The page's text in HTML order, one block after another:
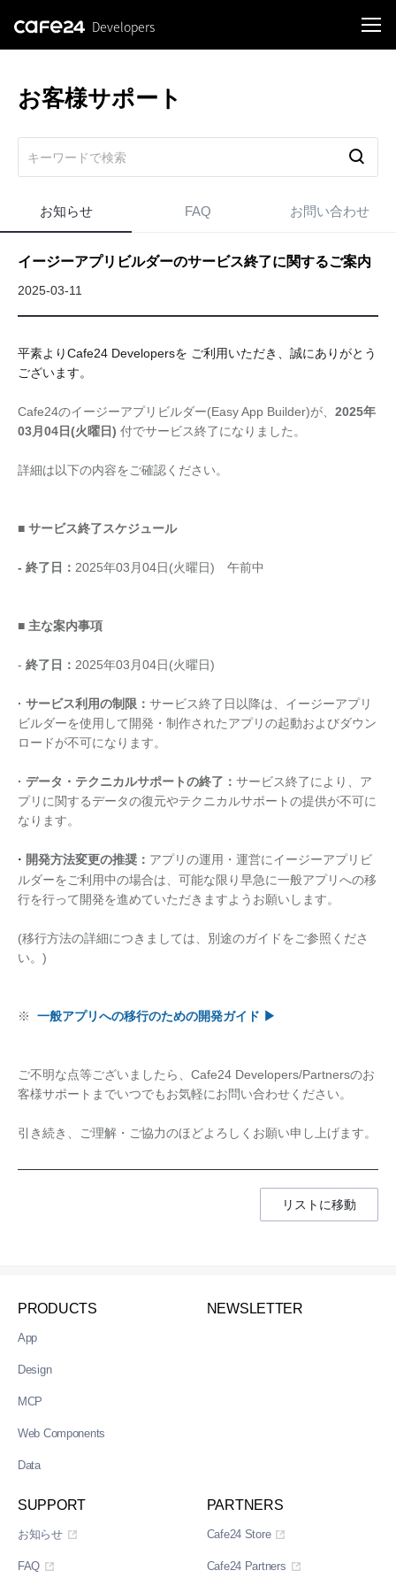
Developers
お客様サポート
お知らせ FAQ お問い合わせ
イージーアプリビルダーのサービス終了に関するご案内
2025-03-11
平素よりCafe24 Developersを ご利用いただき、誠にありがとう
ございます。
Cafe24のイージーアプリビルダー(Easy App Builder)が、 2025年
03月04日(火曜日) 付でサービス終了になりました。
詳細は以下の内容をご確認ください。
■ サービス終了スケジュール
- 終了日： 2025年03月04日(火曜日) 午前中
■ 主な案内事項
- 終了日： 2025年03月04日(火曜日)
· サービス利用の制限： サービス終了日以降は、イージーアプリ
ビルダーを使用して開発・制作されたアプリの起動およびダウン
ロードが不可になります。
· データ・テクニカルサポートの終了： サービス終了により、ア
プリに関するデータの復元やテクニカルサポートの提供が不可に
なります。
· 開発方法変更の推奨： アプリの運用・運営にイージーアプリビ
ルダーをご利用中の場合は、可能な限り早急に一般アプリへの移
行を行って開発を進めていただきますようお願いします。
(移行方法の詳細につきましては、別途のガイドをご参照くださ
い。)
※ 一般アプリへの移行のための開発ガイド ▶
ご不明な点等ございましたら、Cafe24 Developers/Partnersのお
客様サポートまでいつでもお気軽にお問い合わせください。
引き続き、ご理解・ご協力のほどよろしくお願い申し上げます。
リストに移動
PRODUCTS
App
Design
MCP
Web Components
Data
NEWSLETTER
SUPPORT
お知らせ
FAQ
PARTNERS
Cafe24 Store
Cafe24 Partners